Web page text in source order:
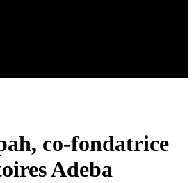
co-fondatrice
Adeba